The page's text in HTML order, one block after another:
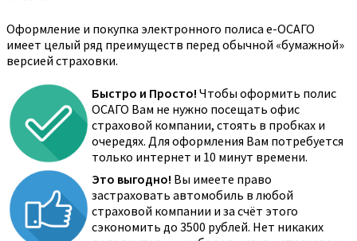
Оформление и покупка электронного полиса е-ОСАГО
имеет целый ряд преимуществ перед обычной «бумажной»
версией страховки.
Быстро и Просто! Чтобы оформить полис
ОСАГО Вам не нужно посещать офис
страховой компании, стоять в пробках и
очередях. Для оформления Вам потребуется
только интернет и 10 минут времени.
Это выгодно! Вы имеете право
застраховать автомобиль в любой
страховой компании и за счёт этого
сэкономить до 3500 рублей. Нет никаких